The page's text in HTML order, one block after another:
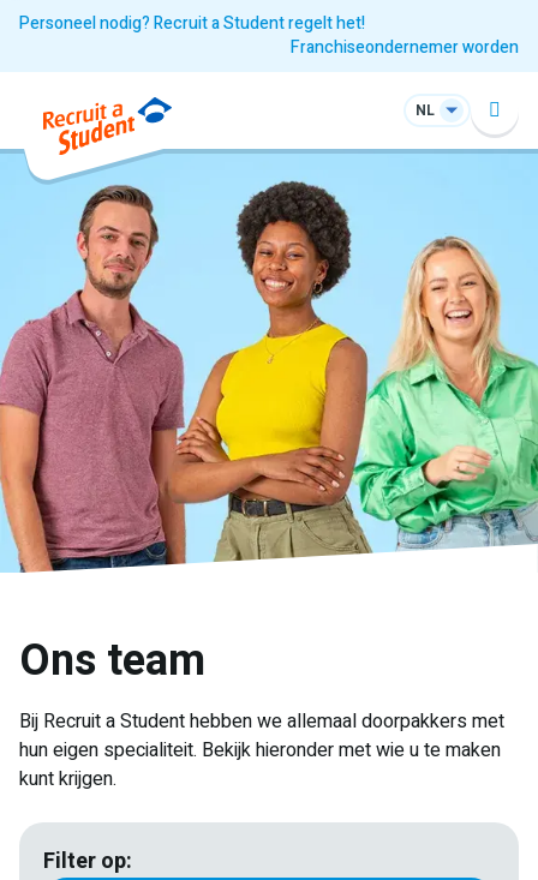
Personeel nodig? Recruit a Student regelt het!
Franchiseondernemer worden
NL
Ons team
Bij Recruit a Student hebben we allemaal doorpakkers met
hun eigen specialiteit. Bekijk hieronder met wie u te maken
kunt krijgen.
Filter op: